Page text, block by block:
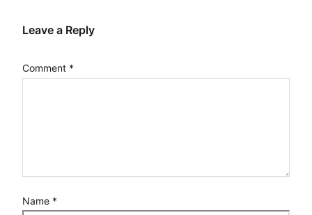
Leave a Reply
Comment *
Name *